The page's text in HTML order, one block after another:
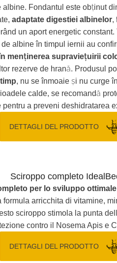
din glucide atent
adaptate digestiei albinelor,
un aport energetic constant.
albine în timpul iernii au
menținerea supraviețuirii
absența altor rezerve de
, nu se înmoaie și nu curge
calde, se recomandă
pentru a preveni deshidratarea
DETTAGLI DEL PRODOTTO
Sciroppo completo
per lo sviluppo
sciroppo stimola la punta
contro il Nosema Apis e
DETTAGLI DEL PRODOTTO